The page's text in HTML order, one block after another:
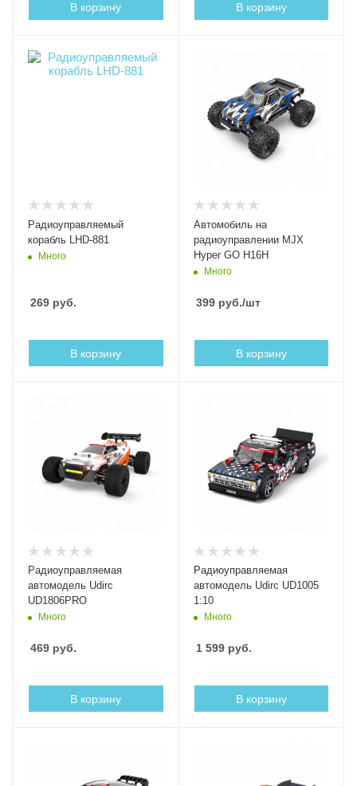
В корзину В корзину
Радиоуправляемый
корабль LHD-881
Много
269 руб.
В корзину
Автомобиль на
радиоуправлении MJX
Hyper GO H16H
Много
399руб./шт
В корзину
Радиоуправляемая
автомодель Udirc
UD1806PRO
Много
469 руб.
В корзину
Радиоуправляемая
автомодель Udirc UD1005
1:10
Много
1 599руб.
В корзину